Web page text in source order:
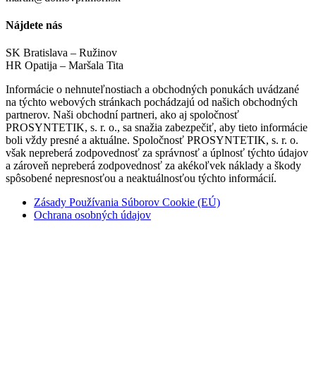
Nájdete nás
SK Bratislava – Ružinov
HR Opatija – Maršala Tita
Informácie o nehnuteľnostiach a obchodných ponukách uvádzané
na týchto webových stránkach pochádzajú od našich obchodných
partnerov. Naši obchodní partneri, ako aj spoločnosť
PROSYNTETIK, s. r. o., sa snažia zabezpečiť, aby tieto informácie
boli vždy presné a aktuálne. Spoločnosť PROSYNTETIK, s. r. o.
však nepreberá zodpovednosť za správnosť a úplnosť týchto údajov
a zároveň nepreberá zodpovednosť za akékoľvek náklady a škody
spôsobené nepresnosťou a neaktuálnosťou týchto informácií.
Zásady Používania Súborov Cookie (EÚ)
Ochrana osobných údajov